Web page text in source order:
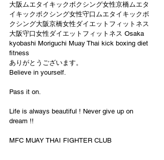
大阪ムエタイキックボクシング女性京橋ムエタ
イキックボクシング女性守口ムエタイキックボ
クシング大阪京橋女性ダイエットフィットネス
大阪守口女性ダイエットフィットネス Osaka
kyobashi Moriguchi Muay Thai kick boxing diet
fitness
ありがとうございます。
Believe in yourself.
Pass it on.
Life is always beautiful ! Never give up on
dream !!
MFC MUAY THAI FIGHTER CLUB